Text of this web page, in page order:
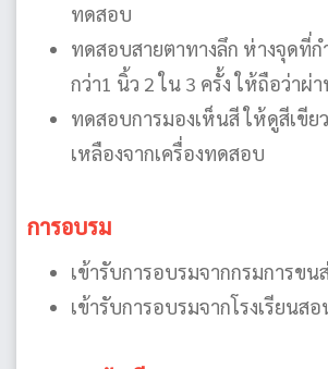
ทดสอบ
ทดสอบสายตาทางลึก ห่างจุดที่
กว่า1 นิ้ว 2 ใน 3 ครั้ง ให้ถือว่าผ่
ทดสอบการมองเห็นสี ให้ดูสีเขีย
เหลืองจากเครื่องทดสอบ
การอบรม
เข้ารับการอบรมจากกรมการขน
เข้ารับการอบรมจากโรงเรียนส